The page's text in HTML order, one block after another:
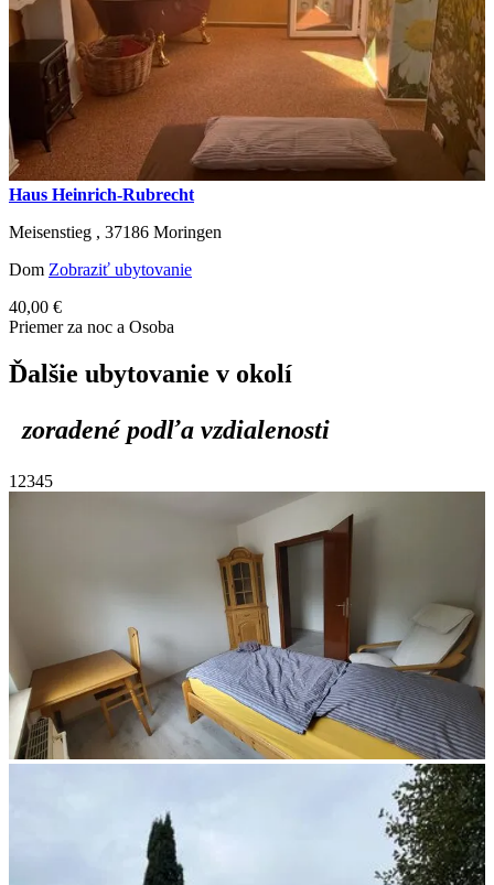
Haus Heinrich-Rubrecht
Meisenstieg , 37186 Moringen
Dom Zobraziť ubytovanie
40,00 €
Priemer za noc a Osoba
Ďalšie ubytovanie v okolí
zoradené podľa vzdialenosti
1 2345